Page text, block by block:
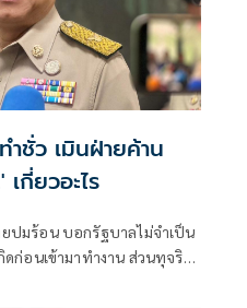
ชั่ว เมินฝ่ายค้าน
กี่ยวอะไร
มร้อน บอกรัฐบาลไม่จำเป็น
ก่อนเข้ามาทำงาน ส่วนทุจริต